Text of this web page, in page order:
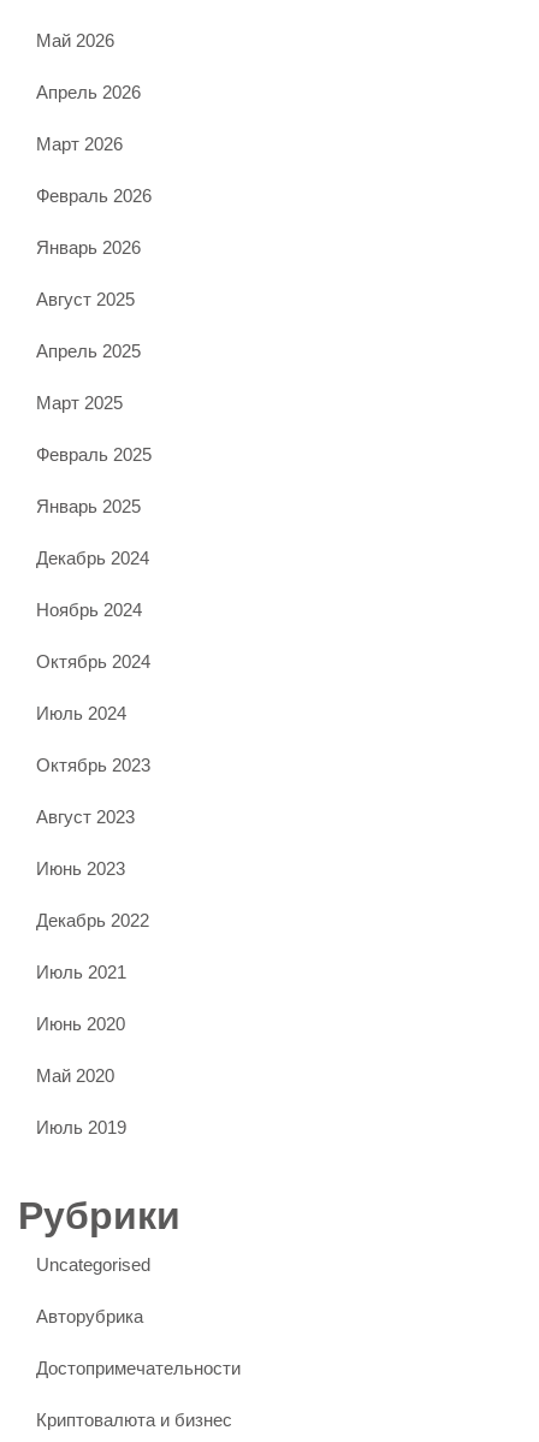
Май 2026
Апрель 2026
Март 2026
Февраль 2026
Январь 2026
Август 2025
Апрель 2025
Март 2025
Февраль 2025
Январь 2025
Декабрь 2024
Ноябрь 2024
Октябрь 2024
Июль 2024
Октябрь 2023
Август 2023
Июнь 2023
Декабрь 2022
Июль 2021
Июнь 2020
Май 2020
Июль 2019
Рубрики
Uncategorised
Авторубрика
Достопримечательности
Криптовалюта и бизнес